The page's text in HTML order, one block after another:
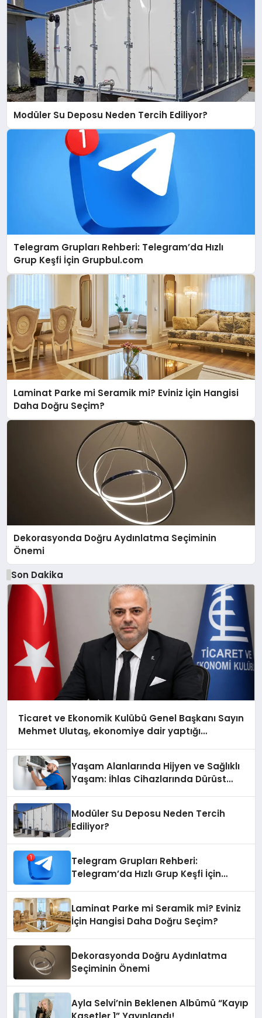
Modüler Su Deposu Neden Tercih Ediliyor?
Telegram Grupları Rehberi: Telegram’da Hızlı
Grup Keşfi İçin Grupbul.com
Laminat Parke mi Seramik mi? Eviniz İçin Hangisi
Daha Doğru Seçim?
Dekorasyonda Doğru Aydınlatma Seçiminin
Önemi
Son Dakika
Ticaret ve Ekonomik Kulübü Genel Başkanı Sayın
Mehmet Ulutaş, ekonomiye dair yaptığı
Yaşam Alanlarında Hijyen ve Sağlıklı
Yaşam: İhlas Cihazlarında Dürüst
Modüler Su Deposu Neden Tercih
Ediliyor?
Telegram Grupları Rehberi:
Telegram’da Hızlı Grup Keşfi İçin
Laminat Parke mi Seramik mi? Eviniz
İçin Hangisi Daha Doğru Seçim?
Dekorasyonda Doğru Aydınlatma
Seçiminin Önemi
Ayla Selvi’nin Beklenen Albümü “Kayıp